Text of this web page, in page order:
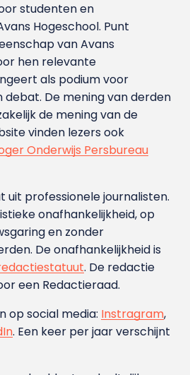
studenten en
Hoge­school. Punt
van Avans
hen relevante
als podium voor
debat. De mening van derden
de mening van de
vinden lezers ook
Onderwijs Persbureau
uit professionele journalisten.
onafhankelijkheid, op
en zonder
De onafhankelijkheid is
. De redactie
een Redactieraad.
op social media: Instragram,
. Een keer per jaar verschijnt